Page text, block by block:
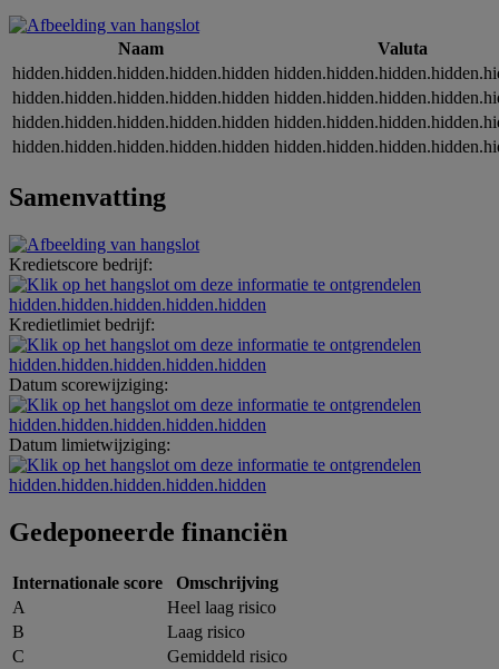
Naam
Valuta
hidden.hidden.hidden.hidden.hidden
hidden.hidden.hidden.hidden.hidden
hidden.hidden.hidden.hidden.hidden
hidden.hidden.hidden.hidden.hidden
Samenvatting
Kredietscore bedrijf:
hidden.hidden.hidden.hidden.hidden
Kredietlimiet bedrijf:
hidden.hidden.hidden.hidden.hidden
Datum scorewijziging:
hidden.hidden.hidden.hidden.hidden
Datum limietwijziging:
hidden.hidden.hidden.hidden.hidden
Gedeponeerde financiën
Internationale score
Omschrijving
A
Heel laag risico
B
Laag risico
C
Gemiddeld risico